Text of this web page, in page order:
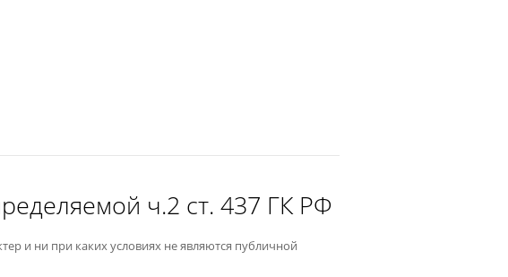
ч.2 ст. 437 ГК РФ
и ни при каких условиях не являются публичной